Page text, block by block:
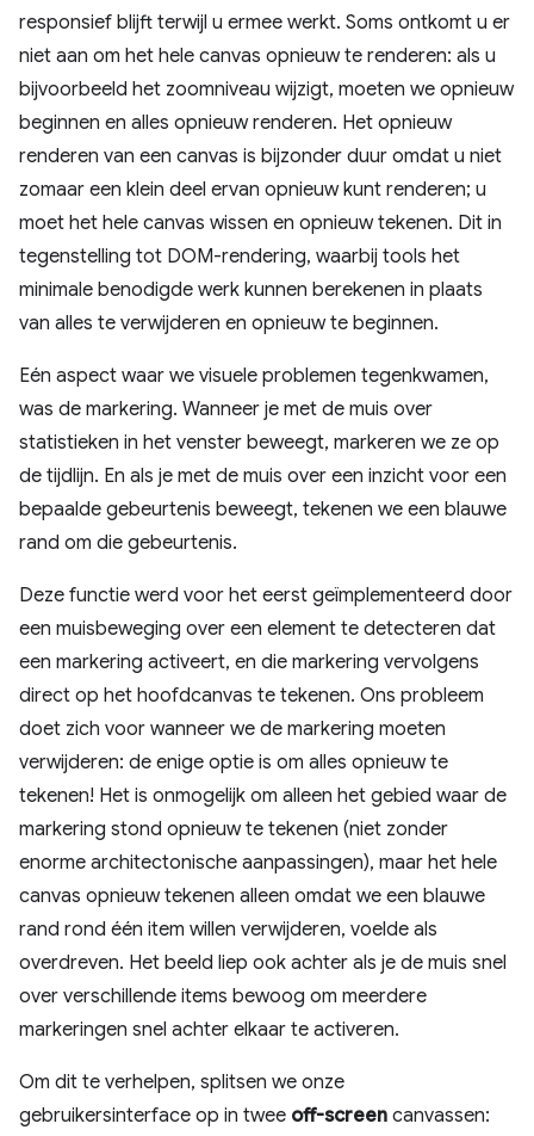
responsief blijft terwijl u ermee werkt. Soms ontkomt u er
niet aan om het hele canvas opnieuw te renderen: als u
bijvoorbeeld het zoomniveau wijzigt, moeten we opnieuw
beginnen en alles opnieuw renderen. Het opnieuw
renderen van een canvas is bijzonder duur omdat u niet
zomaar een klein deel ervan opnieuw kunt renderen; u
moet het hele canvas wissen en opnieuw tekenen. Dit in
tegenstelling tot DOM-rendering, waarbij tools het
minimale benodigde werk kunnen berekenen in plaats
van alles te verwijderen en opnieuw te beginnen.
Eén aspect waar we visuele problemen tegenkwamen,
was de markering. Wanneer je met de muis over
statistieken in het venster beweegt, markeren we ze op
de tijdlijn. En als je met de muis over een inzicht voor een
bepaalde gebeurtenis beweegt, tekenen we een blauwe
rand om die gebeurtenis.
Deze functie werd voor het eerst geïmplementeerd door
een muisbeweging over een element te detecteren dat
een markering activeert, en die markering vervolgens
direct op het hoofdcanvas te tekenen. Ons probleem
doet zich voor wanneer we de markering moeten
verwijderen: de enige optie is om alles opnieuw te
tekenen! Het is onmogelijk om alleen het gebied waar de
markering stond opnieuw te tekenen (niet zonder
enorme architectonische aanpassingen), maar het hele
canvas opnieuw tekenen alleen omdat we een blauwe
rand rond één item willen verwijderen, voelde als
overdreven. Het beeld liep ook achter als je de muis snel
over verschillende items bewoog om meerdere
markeringen snel achter elkaar te activeren.
Om dit te verhelpen, splitsen we onze
gebruikersinterface op in twee off-screen canvassen: